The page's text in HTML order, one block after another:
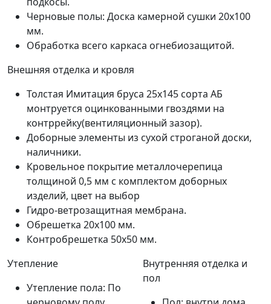
Черновые полы: Доска камерной сушки 20х100
мм.
Обработка всего каркаса огнебиозащитой.
Внешняя отделка и кровля
Толстая Имитация бруса 25х145 сорта АБ
монтруется оцинкованными гвоздями на
контррейку(вентиляционный зазор).
Доборные элементы из сухой строганой доски,
наличники.
Кровельное покрытие металлочерепица
толщиной 0,5 мм с комплектом доборных
изделий, цвет на выбор
Гидро-ветрозащитная мембрана.
Обрешетка 20х100 мм.
Контробрешетка 50x50 мм.
Утепление
Утепление пола: По
Внутренняя отделка и
пол